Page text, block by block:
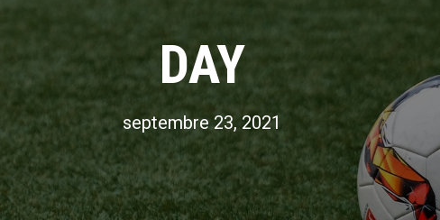
DAY
septembre 23, 2021